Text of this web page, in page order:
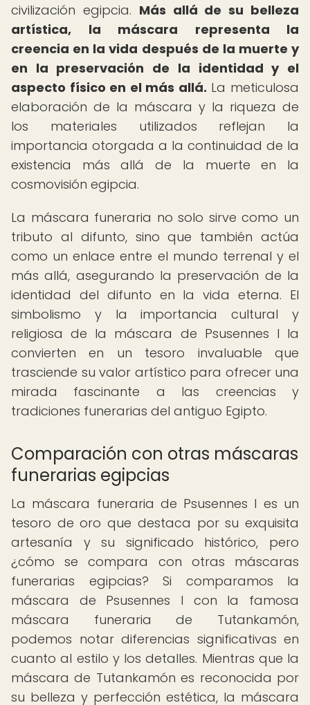
civilización egipcia. Más allá de su belleza
artística, la máscara representa la
creencia en la vida después de la muerte y
en la preservación de la identidad y el
aspecto físico en el más allá. La meticulosa
elaboración de la máscara y la riqueza de
los materiales utilizados reflejan la
importancia otorgada a la continuidad de la
existencia más allá de la muerte en la
cosmovisión egipcia.
La máscara funeraria no solo sirve como un
tributo al difunto, sino que también actúa
como un enlace entre el mundo terrenal y el
más allá, asegurando la preservación de la
identidad del difunto en la vida eterna. El
simbolismo y la importancia cultural y
religiosa de la máscara de Psusennes I la
convierten en un tesoro invaluable que
trasciende su valor artístico para ofrecer una
mirada fascinante a las creencias y
tradiciones funerarias del antiguo Egipto.
Comparación con otras máscaras
funerarias egipcias
La máscara funeraria de Psusennes I es un
tesoro de oro que destaca por su exquisita
artesanía y su significado histórico, pero
¿cómo se compara con otras máscaras
funerarias egipcias? Si comparamos la
máscara de Psusennes I con la famosa
máscara funeraria de Tutankamón,
podemos notar diferencias significativas en
cuanto al estilo y los detalles. Mientras que la
máscara de Tutankamón es reconocida por
su belleza y perfección estética, la máscara